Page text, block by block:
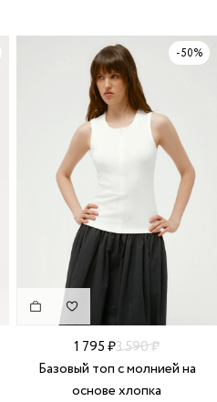
1 795 ₽3 590 ₽
Базовый топ с молнией на
основе хлопка
-50%